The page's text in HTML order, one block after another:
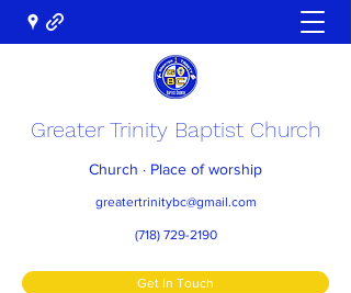
Greater Trinity Baptist Church
Church · Place of worship
greatertrinitybc@gmail.com
(718) 729-2190
Get In Touch